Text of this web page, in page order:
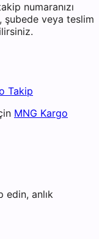
numaranızı
şubede veya teslim
Takip
MNG Kargo
edin, anlık